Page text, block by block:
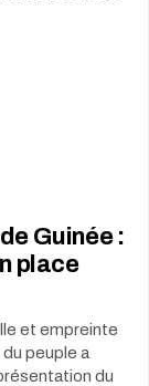
Guinée :
place
et empreinte
peuple a
du